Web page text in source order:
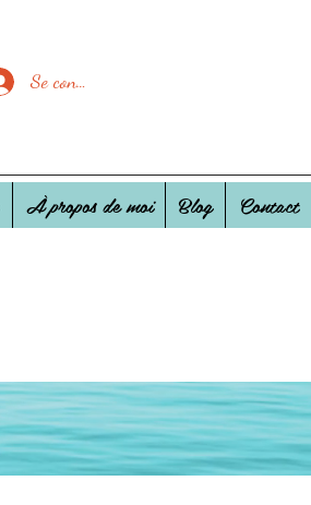
Se connecter
À propos de moi Blog Contact